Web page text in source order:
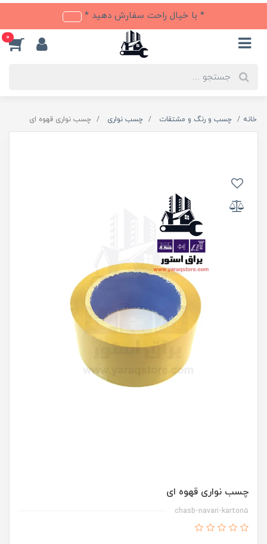
* با خیال راحت سفارش دهید *
0
خانه چسب و رنگ و مشتقات چسب نواری چسب نواری قهوه ای
چسب نواری قهوه ای
chasb-navari-karton5